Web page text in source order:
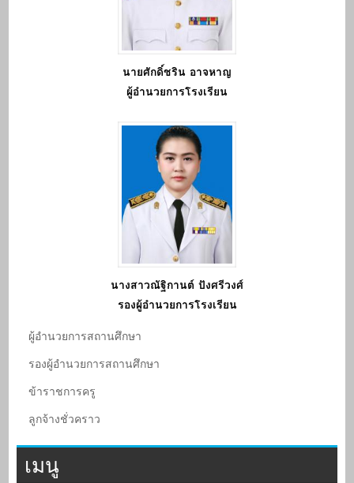
นายศักดิ์ชริน อาจหาญ
ผู้อำนวยการโรงเรียน
นางสาวณัฐิกานต์ ปังศรีวงศ์
รองผู้อำนวยการโรงเรียน
ผู้อํานวยการสถานศึกษา
รองผู้อํานวยการสถานศึกษา
ข้าราชการครู
ลูกจ้างชั่วคราว
เมนู